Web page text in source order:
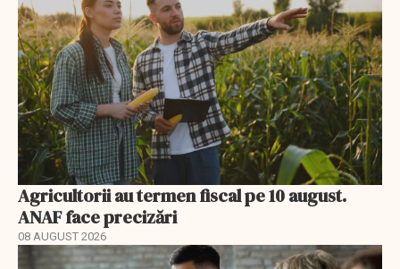
Agricultorii au termen fiscal pe 10 august.
ANAF face precizări
08 AUGUST 2026